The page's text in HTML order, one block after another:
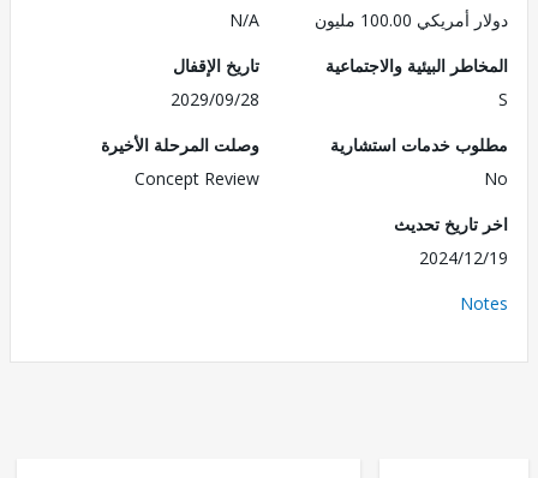
100.00 مليون
N/A
البيئية والاجتماعية
تاريخ الإقفال
2029/09/28
خدمات استشارية
وصلت المرحلة الأخيرة
Concept Review
تحديث
2024/